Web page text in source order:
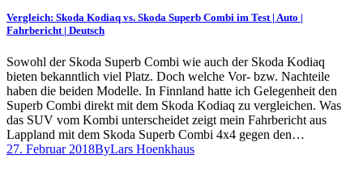
Vergleich: Skoda Kodiaq vs. Skoda Superb Combi im Test | Auto |
Fahrbericht | Deutsch
Sowohl der Skoda Superb Combi wie auch der Skoda Kodiaq
bieten bekanntlich viel Platz. Doch welche Vor- bzw. Nachteile
haben die beiden Modelle. In Finnland hatte ich Gelegenheit den
Superb Combi direkt mit dem Skoda Kodiaq zu vergleichen. Was
das SUV vom Kombi unterscheidet zeigt mein Fahrbericht aus
Lappland mit dem Skoda Superb Combi 4x4 gegen den…
27. Februar 2018ByLars Hoenkhaus